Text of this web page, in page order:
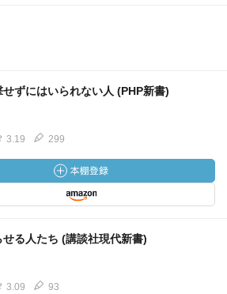
ずにはいられない人 (PHP新書)
3.19 299
る人たち (講談社現代新書)
3.09 93